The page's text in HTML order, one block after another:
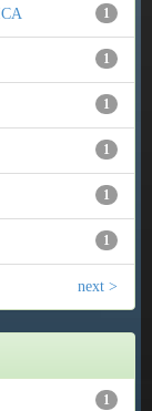
1
1
1
1
1
1
next >
1